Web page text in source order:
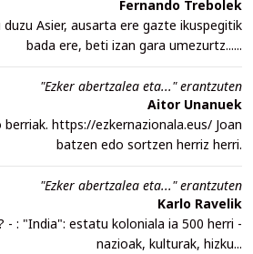
Fernando Trebolek
Asier, ausarta ere gazte ikuspegitik
bada ere, beti izan gara umezurtz......
"Ezker abertzalea eta..." erantzuten
Aitor Unanuek
berriak. https://ezkernazionala.eus/ Joan
batzen edo sortzen herriz herri.
"Ezker abertzalea eta..." erantzuten
Karlo Ravelik
- : "India": estatu koloniala ia 500 herri -
nazioak, kulturak, hizku...